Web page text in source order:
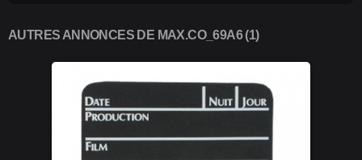
AUTRES ANNONCES DE MAX.CO_69A6 (1)